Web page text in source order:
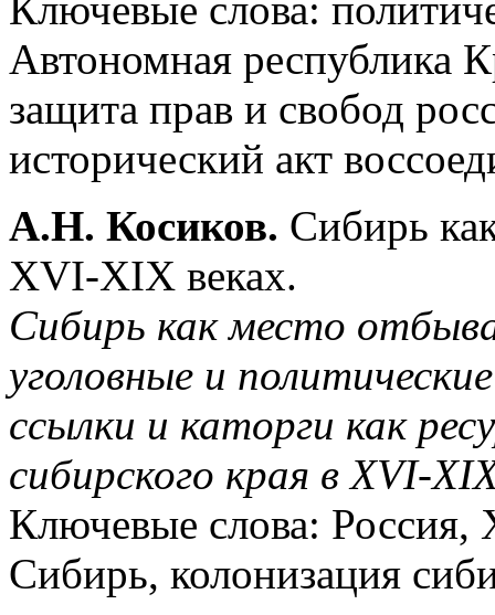
Ключевые слова:
Автономная республика
защита прав и свобод
исторический акт
А.Н. Косиков. Сибирь
XVI-XIX веках.
Сибирь как место
уголовные и
ссылки и каторги как
сибирского края в XVI-
Ключевые слова: Россия,
Сибирь, колонизация